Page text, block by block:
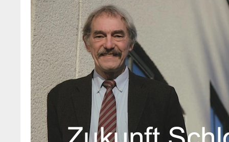
Wechsel in der
des Forschungsverbundes
Dr. Manuela Urban verlässt den FVB /
Fabich übernimmt die